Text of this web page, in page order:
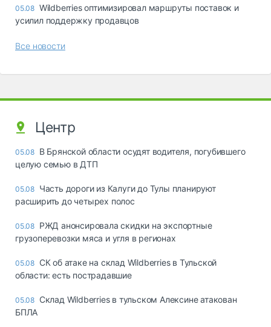
05.08 Wildberries оптимизировал маршруты поставок и
усилил поддержку продавцов
Все новости
Центр
05.08 В Брянской области осудят водителя, погубившего
целую семью в ДТП
05.08 Часть дороги из Калуги до Тулы планируют
расширить до четырех полос
05.08 РЖД анонсировала скидки на экспортные
грузоперевозки мяса и угля в регионах
05.08 СК об атаке на склад Wildberries в Тульской
области: есть пострадавшие
05.08 Склад Wildberries в тульском Алексине атакован
БПЛА